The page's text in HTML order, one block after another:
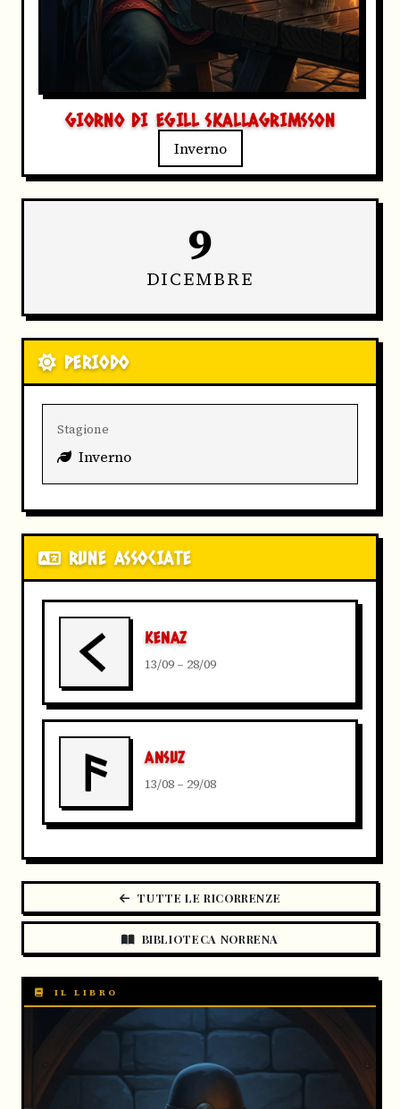
GIORNO DI EGILL SKALLAGRIMSSON
Inverno
9
DICEMBRE
PERIODO
Stagione
Inverno
RUNE ASSOCIATE
KENAZ
13/09 – 28/09
ANSUZ
13/08 – 29/08
TUTTE LE RICORRENZE
BIBLIOTECA NORRENA
IL LIBRO